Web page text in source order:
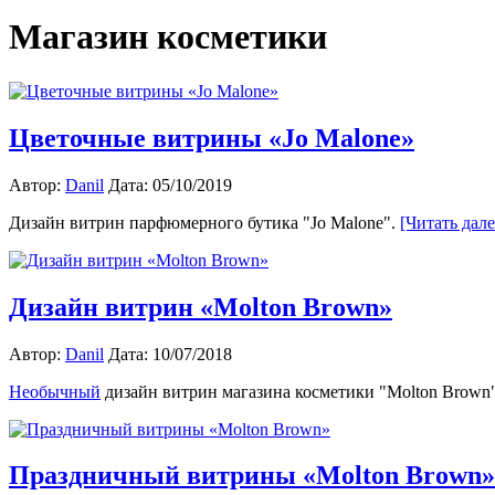
Магазин косметики
Цветочные витрины «Jo Malone»
Автор: Danil Дата: 05/10/2019
Дизайн витрин парфюмерного бутика "Jo Malone". [Читать
Дизайн витрин «Molton Brown»
Автор: Danil Дата: 10/07/2018
Необычный дизайн витрин магазина косметики "Molton
Праздничный витрины «Molton Brown»